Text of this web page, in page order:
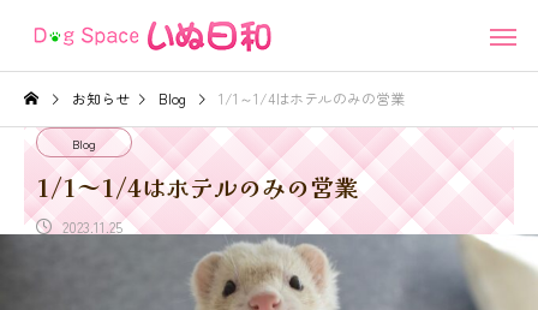
お知らせ Blog 1/1～1/4はホテルのみの営業
Blog
1/1～1/4はホテルのみの営業
2023.11.25